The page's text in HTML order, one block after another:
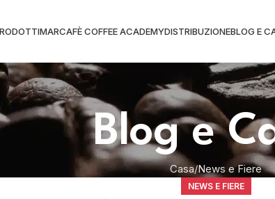
MARCAFÈ COFFEE ACADEMYDISTRIBUZIONEBLOG E
Blog e
Casa News e Fiere
NEWS E FIERE